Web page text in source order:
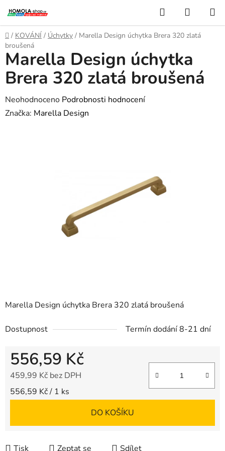
na
obsah
Hledat
KOŠÍK
Domů
/ KOVÁNÍ / Úchytky / Marella Design úchytka Brera 320 zlatá
broušená
Marella Design úchytka Brera 320 zlatá broušená
Dostupnost Termín dodání 8-21 dní
556,59 Kč
459,99 Kč bez DPH
Měrná cena:
556,59 Kč / 1 ks
DO KOŠÍKU
Tisk Zeptat se Sdílet
Marella Design úchytka
Brera 320 zlatá broušená
Průměrné
hodnocení
Neohodnoceno Podrobnosti hodnocení
Značka: Marella Design